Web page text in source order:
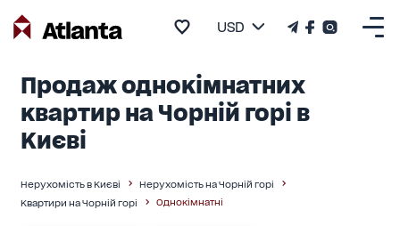
USD
Продаж однокімнатних
квартир на Чорній горі в
Києві
Нерухомість в Києві
Нерухомість на Чорній горі
Квартири на Чорній горі
Однокімнатні